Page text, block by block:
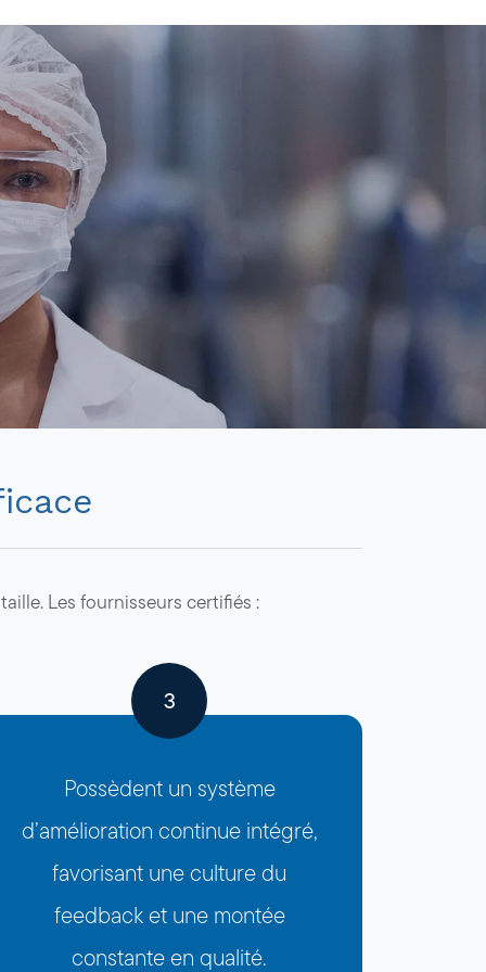
Les fournisseurs certifiés :
3
Possèdent un système
d’amélioration continue intégré,
favorisant une culture du
feedback et une montée
constante en qualité.